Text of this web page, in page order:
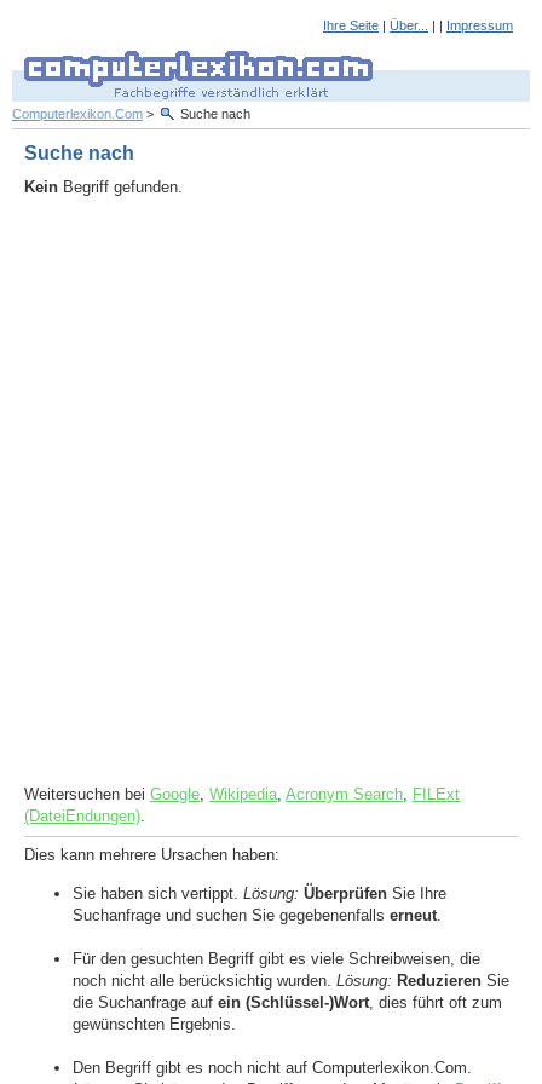
Ihre Seite | Über... | | Impressum
Computerlexikon.Com > Suche nach
Suche nach
Kein Begriff gefunden.
Weitersuchen bei Google, Wikipedia, Acronym Search, FILExt
(DateiEndungen).
Dies kann mehrere Ursachen haben:
Sie haben sich vertippt. Lösung: Überprüfen Sie Ihre
Suchanfrage und suchen Sie gegebenenfalls erneut
Für den gesuchten Begriff gibt es viele Schreibweisen, die
noch nicht alle berücksichtig wurden. Lösung: Reduzieren Sie
die Suchanfrage auf ein (Schlüssel-)Wort , dies führt oft zum
gewünschten Ergebnis.
Den Begriff gibt es noch nicht auf Computerlexikon.Com.